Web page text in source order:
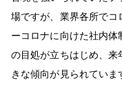
場ですが、業界各所で
ーコロナに向けた社内
の目処が立ちはじめ、
きな傾向が見られていま